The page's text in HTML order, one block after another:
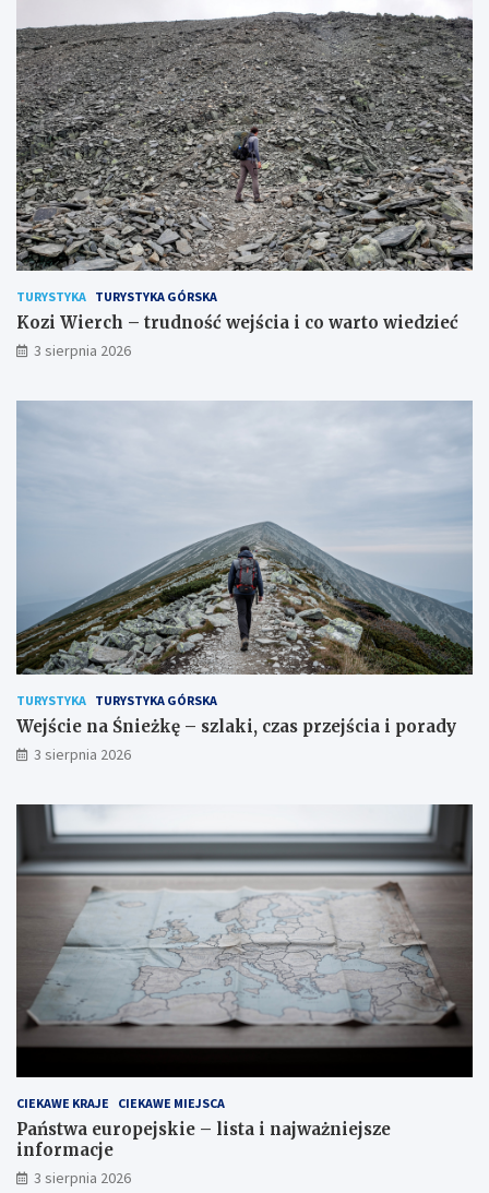
TURYSTYKA TURYSTYKA GÓRSKA
Kozi Wierch – trudność wejścia i co warto wiedzieć
3 sierpnia 2026
TURYSTYKA TURYSTYKA GÓRSKA
Wejście na Śnieżkę – szlaki, czas przejścia i porady
3 sierpnia 2026
CIEKAWE KRAJE CIEKAWE MIEJSCA
Państwa europejskie – lista i najważniejsze
informacje
3 sierpnia 2026